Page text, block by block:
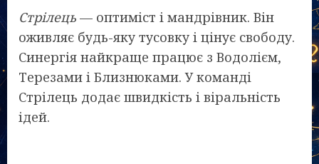
Стрілець — оптиміст і мандрівник. Він
оживляє будь-яку тусовку і цінує свободу.
Синергія найкраще працює з Водолієм,
Терезами і Близнюками. У команді
Стрілець додає швидкість і віральність
ідей.